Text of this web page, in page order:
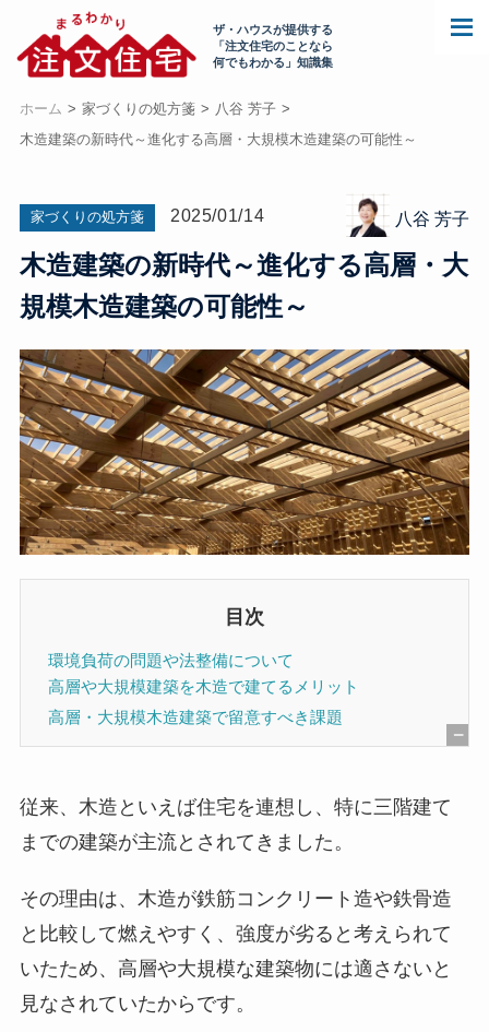
ザ・ハウスが提供する
「注文住宅のことなら
何でもわかる」知識集
ホーム 家づくりの処方箋
八谷 芳子
木造建築の新時代～進化する高層・大規模木造建築の可能性～
家づくりの処方箋 2025/01/14 八谷 芳子
木造建築の新時代～進化する高層・大
規模木造建築の可能性～
目次
[
表
環境負荷の問題や法整備について
高層や大規模建築を木造で建てるメリット
高層・大規模木造建築で留意すべき課題
従来、木造といえば住宅を連想し、特に三階建て
までの建築が主流とされてきました。
その理由は、木造が鉄筋コンクリート造や鉄骨造
と比較して燃えやすく、強度が劣ると考えられて
いたため、高層や大規模な建築物には適さないと
見なされていたからです。